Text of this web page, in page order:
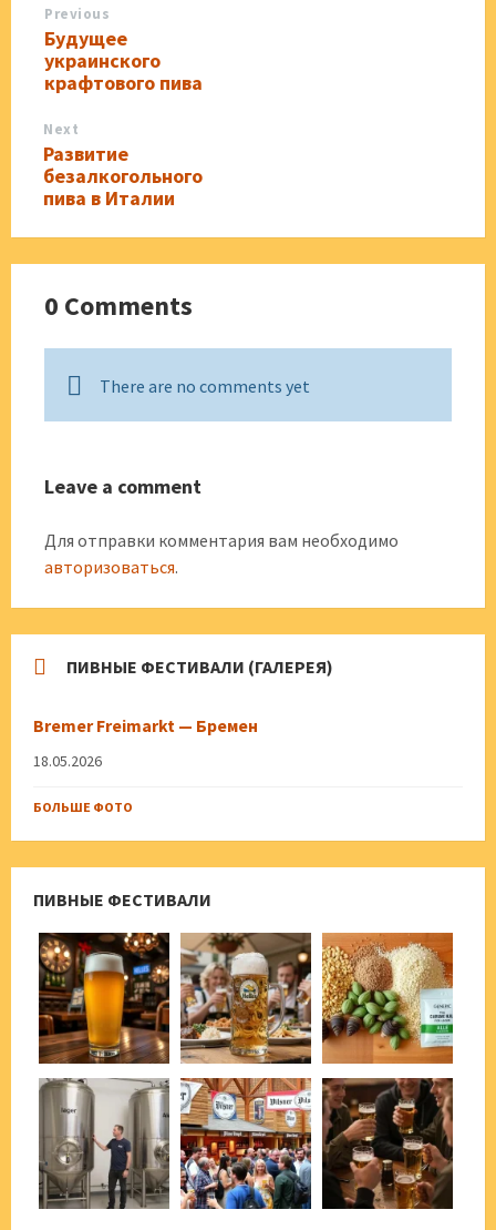
Previous
Будущее
украинского
крафтового пива
Next
Развитие
безалкогольного
пива в Италии
0 Comments
There are no comments yet
Leave a comment
Для отправки комментария вам необходимо
авторизоваться.
ПИВНЫЕ ФЕСТИВАЛИ (ГАЛЕРЕЯ)
Bremer Freimarkt — Бремен
18.05.2026
БОЛЬШЕ ФОТО
ПИВНЫЕ ФЕСТИВАЛИ